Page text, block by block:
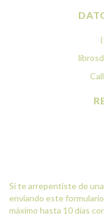
Si te arrepentiste de
enviando este formulario
máximo hasta 10 días